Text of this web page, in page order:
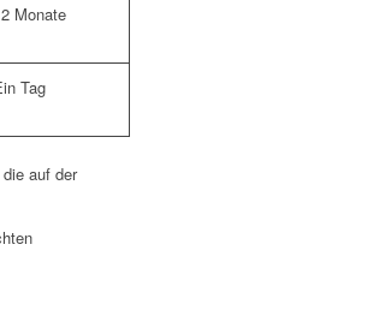
Monate
Tag
auf der